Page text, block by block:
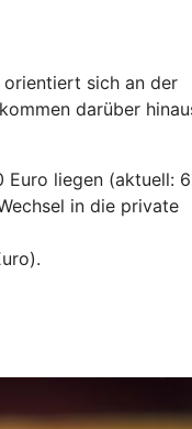
orientiert sich an der
darüber
liegen (aktuell:
in die private